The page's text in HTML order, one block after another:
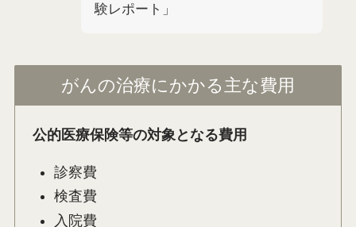
験レポート」
がんの治療にかかる主な費用
公的医療保険等の対象となる費用
診察費
検査費
入院費